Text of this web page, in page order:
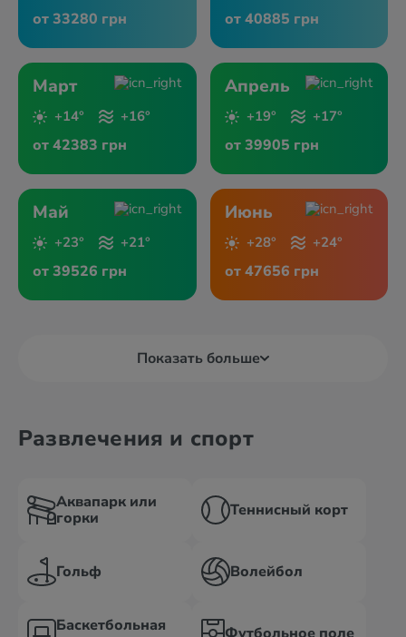
от 33280 грн от 40885 грн
Март
+14° +16°
от 42383 грн
Апрель
+19° +17°
от 39905 грн
Май
+23° +21°
от 39526 грн
Июнь
+28° +24°
от 47656 грн
Показать больше
Развлечения и спорт
Аквапарк или
горки
Теннисный корт
Гольф Волейбол
Баскетбольная